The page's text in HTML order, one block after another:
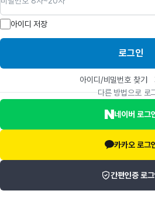
아이디 저장
로그인
아이디/비밀번호 찾기
다른 방법으로 로
네이버 로그
카카오 로그
간편인증 로